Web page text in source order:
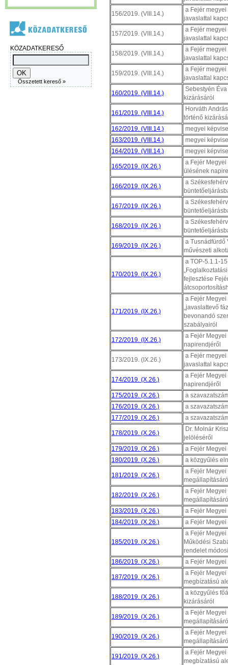
KÖZADATKERESŐ
Összetett kereső »
156/2019. (VIII.14.)
a Fejér
javaslattal
157/2019. (VIII.14.)
a Fejér
javaslattal
158/2019. (VIII.14.)
a Fejér
javaslattal
159/2019. (VIII.14.)
a Fejér
javaslattal
160/2019. (VIII.14.)
Sebestyén
kizárásáról
161/2019. (VIII.14.)
Horváth
történő
162/2019. (VIII.14.)
megyei
163/2019. (VIII.14.)
megyei
164/2019. (VIII.14.)
megyei
165/2019. (IX.26.)
a Fejér
ülésének
166/2019. (IX.26.)
a
167/2019. (IX.26.)
a
168/2019. (IX.26.)
a
169/2019. (IX.26.)
a Tusnádfürdő
művészeti
170/2019. (IX.26.)
a TOP-5.1.1-
fejlesztése
171/2019. (IX.26.)
a Fejér
„javaslattevő
bevonandó
szabályairól
172/2019. (IX.26.)
a Fejér
napirendjéről
173/2019. (IX.26.)
a Fejér
javaslattal
174/2019. (X.26.)
a Fejér
napirendjéről
175/2019. (X.26.)
a
176/2019. (X.26.)
a
177/2019. (X.26.)
a
178/2019. (X.26.)
Dr. Molnár
jelöléséről
179/2019. (X.26.)
a Fejér
180/2019. (X.26.)
a közgyűlés
181/2019. (X.26.)
a Fejér
182/2019. (X.26.)
a Fejér
183/2019. (X.26.)
a Fejér
184/2019. (X.26.)
a Fejér
185/2019. (X.26.)
a Fejér
Működési
rendelet
186/2019. (X.26.)
a Fejér
187/2019. (X.26.)
a Fejér
megbízatású
188/2019. (X.26.)
a közgyűlés
kizárásáról
189/2019. (X.26.)
a Fejér
190/2019. (X.26.)
a Fejér
191/2019. (X.26.)
a Fejér
megbízatású